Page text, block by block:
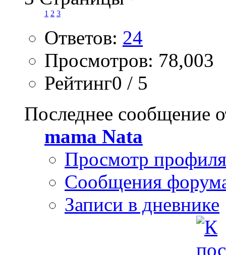
1 2 3
Ответов: 24
Просмотров: 78,003
Рейтинг0 / 5
Последнее сообщение
mama Nata
Просмотр профиля
Сообщения
Записи в дневнике